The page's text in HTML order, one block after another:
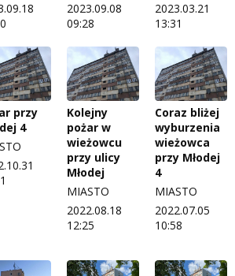
2023.09.08
09:28
2023.03.21
13:31
przy
4
Kolejny
pożar w
wieżowcu
przy ulicy
Młodej
MIASTO
2022.08.18
12:25
Coraz bliżej
wyburzenia
wieżowca
przy Młodej
4
MIASTO
2022.07.05
10:58